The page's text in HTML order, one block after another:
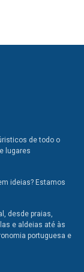
de todo o
lugares
ideias? Estamos
desde praias,
e aldeias até às
portuguesa e